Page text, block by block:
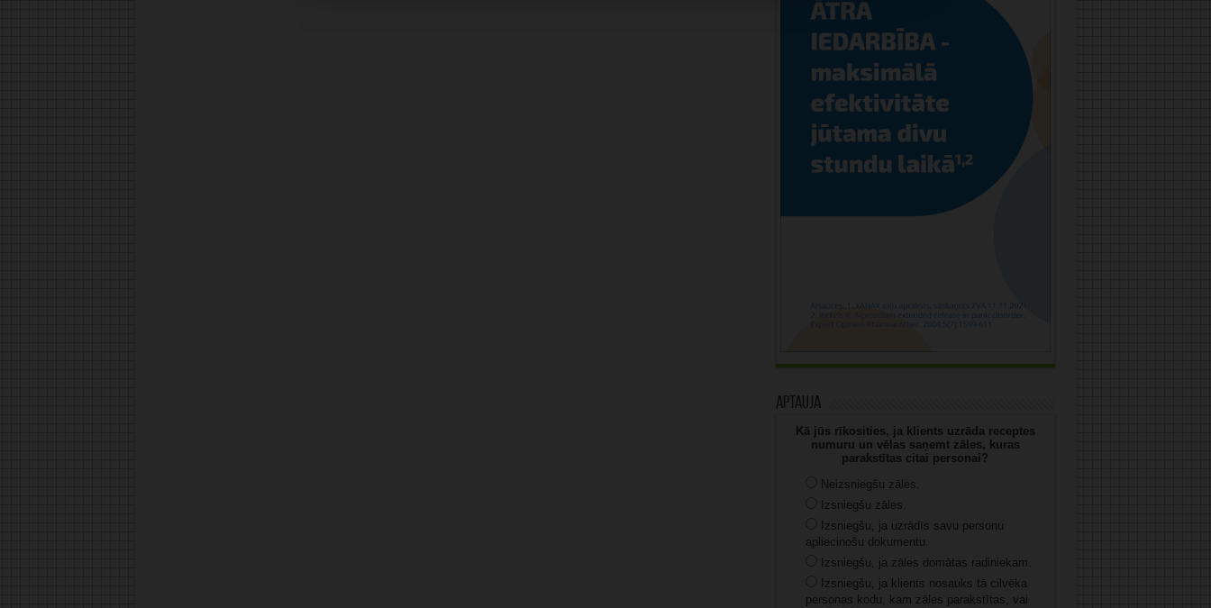
Aptauja
Kā jūs rīkosities, ja klients uzrāda receptes
numuru un vēlas saņemt zāles, kuras
parakstītas citai personai?
Neizsniegšu zāles.
Izsniegšu zāles.
Izsniegšu, ja uzrādīs savu personu
apliecinošu dokumentu.
Izsniegšu, ja zāles domātas radiniekam.
Izsniegšu, ja klients nosauks tā cilvēka
personas kodu, kam zāles parakstītas, vai